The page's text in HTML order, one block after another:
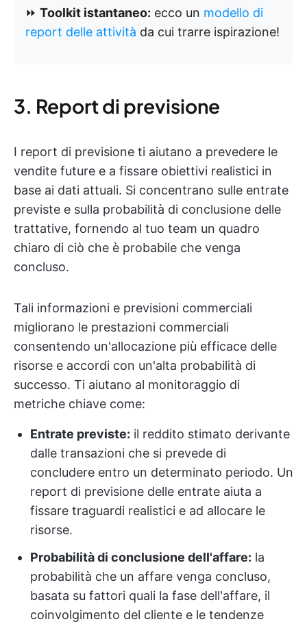
⏩ Toolkit istantaneo: ecco un modello di
report delle attività da cui trarre ispirazione!
3. Report di previsione
I report di previsione ti aiutano a prevedere le
vendite future e a fissare obiettivi realistici in
base ai dati attuali. Si concentrano sulle entrate
previste e sulla probabilità di conclusione delle
trattative, fornendo al tuo team un quadro
chiaro di ciò che è probabile che venga
concluso.
Tali informazioni e previsioni commerciali
migliorano le prestazioni commerciali
consentendo un'allocazione più efficace delle
risorse e accordi con un'alta probabilità di
successo. Ti aiutano al monitoraggio di
metriche chiave come:
Entrate previste: il reddito stimato derivante
dalle transazioni che si prevede di
concludere entro un determinato periodo. Un
report di previsione delle entrate aiuta a
fissare traguardi realistici e ad allocare le
risorse.
Probabilità di conclusione dell'affare: la
probabilità che un affare venga concluso,
basata su fattori quali la fase dell'affare, il
coinvolgimento del cliente e le tendenze